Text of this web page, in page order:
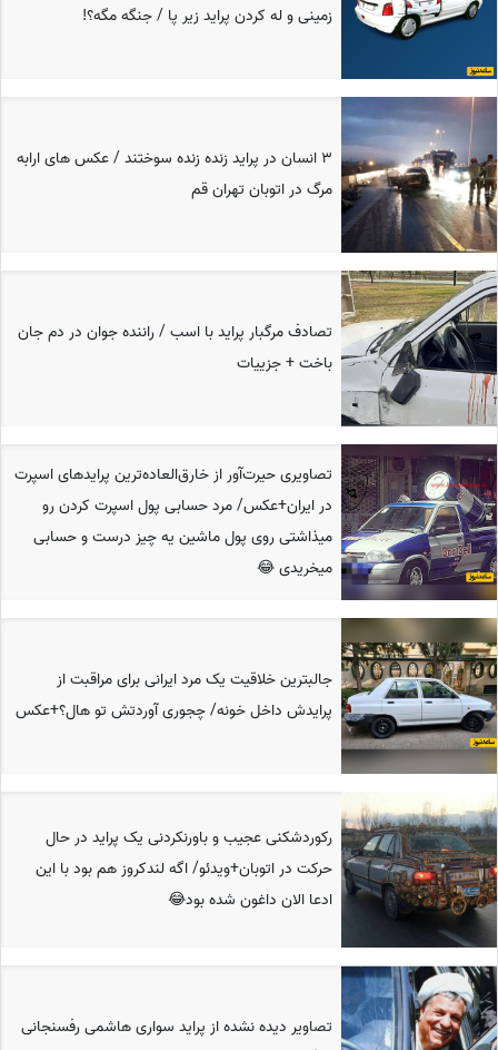
زمینی و له کردن پراید زیر پا / جنگه مگه؟!
3 انسان در پراید زنده زنده سوختند / عکس های ارابه
مرگ در اتوبان تهران قم
تصادف مرگبار پراید با اسب / راننده جوان در دم جان
باخت + جزییات
تصاویری حیرت‌آور از خارق‌العاده‌ترین پرایدهای اسپرت
در ایران+عکس/ مرد حسابی پول اسپرت کردن رو
میذاشتی روی پول ماشین یه چیز درست و حسابی
میخریدی 😂
جالبترین خلاقیت یک مرد ایرانی برای مراقبت از
پرایدش داخل خونه/ چجوری آوردتش تو هال؟+عکس
رکوردشکنی عجیب و باورنکردنی یک پراید در حال
حرکت در اتوبان+ویدئو/ اگه لندکروز هم بود با این
ادعا الان داغون شده بود😂
تصاویر دیده نشده از پراید سواری هاشمی رفسنجانی